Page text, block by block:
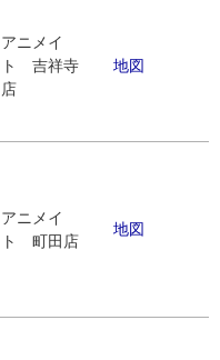
アニメイ
ト 吉祥寺
店
地図
アニメイ
ト 町田店
地図